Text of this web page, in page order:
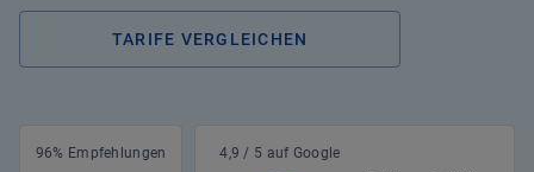
TARIFE VERGLEICHEN
96% Empfehlungen
4,9 / 5 auf Google